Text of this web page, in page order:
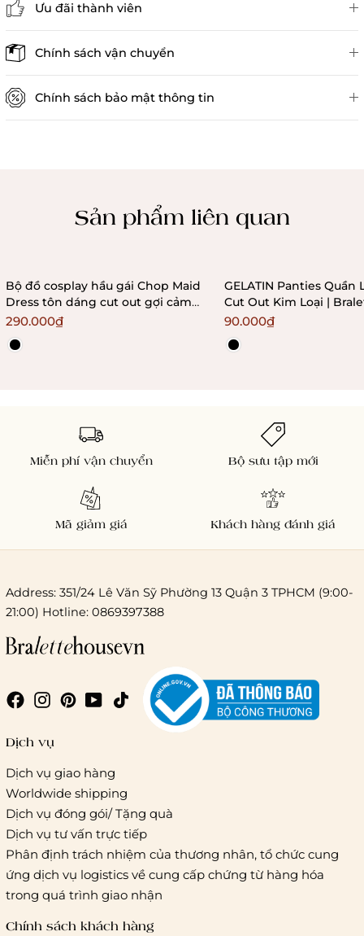
Ưu đãi thành viên
Chính sách vận chuyển
Chi phí giao hàng
Giao hàng trong ngày (hoả tốc)
Giao hàng tiêu chuẩn:
Hồ Chí Minh:
Áp dụng theo bảng giá cước của ĐVVC
Vietelpost/ Giaohangtietkiem và 1 số đối tác vận chuyển
Hà Nội và các tỉnh thành khác:
Áp dụng theo bảng giá
cước của ĐVVC Vietelpost/ Giaohangtietkiem... và 1 số đối
tác vận chuyển khác
Chính sách bảo mật thông tin
Sản phẩm liên quan
Bộ đồ cosplay hầu gái Chop Maid
Dress tôn dáng cut out gợi cảm
Bralettehousevn
290.000₫
GELATIN Panties Quần
Cut Out Kim Loại |
90.000₫
Miễn phí vận chuyển Bộ sưu tập mới
Mã giảm giá Khách hàng đánh giá
Address: 351/24 Lê Văn Sỹ Phường 13 Quận 3 TPHCM (9:00-
21:00) Hotline: 0869397388
Dịch vụ
Dịch vụ giao hàng
Worldwide shipping
Dịch vụ đóng gói/ Tặng quà
Dịch vụ tư vấn trực tiếp
Phân định trách nhiệm của thương nhân, tổ chức cung
ứng dịch vụ logistics về cung cấp chứng từ hàng hóa
trong quá trình giao nhận
Chính sách khách hàng